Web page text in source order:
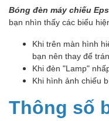
Bóng đèn máy chiếu
bạn nhìn thấy các biểu
Khi trên màn hình
bạn nên thay để
Khi đèn "Lamp"
Khi hình ảnh chiếu
Thông số